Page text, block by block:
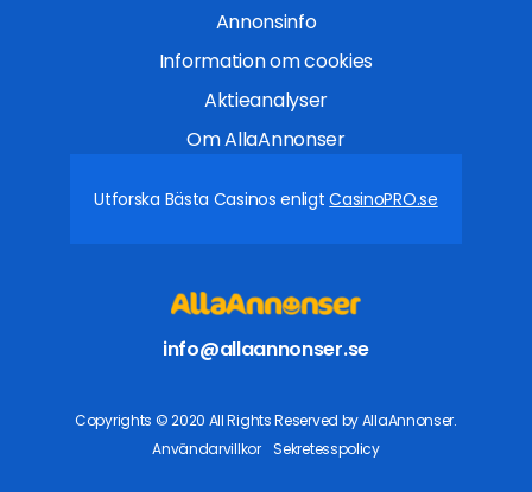
Annonsinfo
Information om cookies
Aktieanalyser
Om AllaAnnonser
Utforska Bästa Casinos enligtCasinoPRO.se
info@allaannonser.se
Copyrights © 2020 All Rights Reserved by AllaAnnonser.
Användarvillkor
Sekretesspolicy